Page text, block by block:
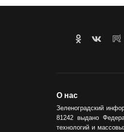
О нас
Зеленоградский
81242 выдано
технологий и